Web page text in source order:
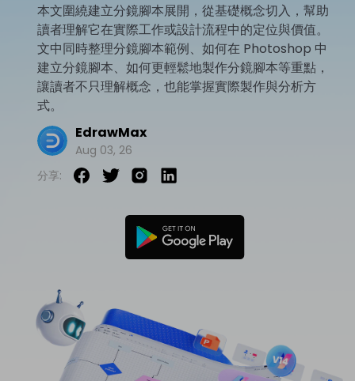
EdrawMind
心智圖與腦力激盪工具
流程圖
技術用途
UML
設計用途
平面圖
其他用途
Visio替代方案
資源範本
EdrawMax 社區
文章内容
各種商務圖表範例 >
支援
教程
支援中心
支援中心 >
商業
EdrawMax
本文圍繞建立分鏡腳本展開，從基礎概念切入，幫助
讀者理解它在實際工作或設計流程中的定位與價值。
文中同時整理分鏡腳本範例、如何在 Photoshop 中
建立分鏡腳本、如何更輕鬆地製作分鏡腳本等重點，
讓讀者不只理解概念，也能掌握實際製作與分析方
式。
EdrawMax
Aug 03, 26
分享: